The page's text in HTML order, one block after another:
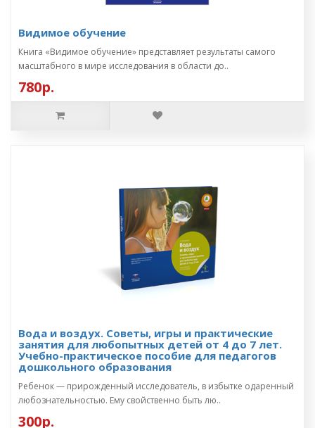
Видимое обучение
Книга «Видимое обучение» представляет результаты самого
масштабного в мире исследования в области до..
780р.
Вода и воздух. Советы, игры и практические
занятия для любопытных детей от 4 до 7 лет.
Учебно-практическое пособие для педагогов
дошкольного образования
Ребенок — прирожденный исследователь, в избытке одаренный
любознательностью. Ему свойственно быть лю..
300р.